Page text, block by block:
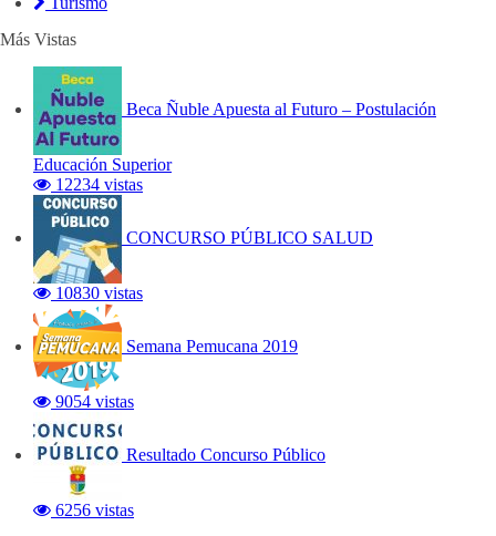
Más Vistas
Beca Ñuble Apuesta al Futuro – Postulación
Educación Superior
12234 vistas
CONCURSO PÚBLICO SALUD
10830 vistas
Semana Pemucana 2019
9054 vistas
Resultado Concurso Público
6256 vistas